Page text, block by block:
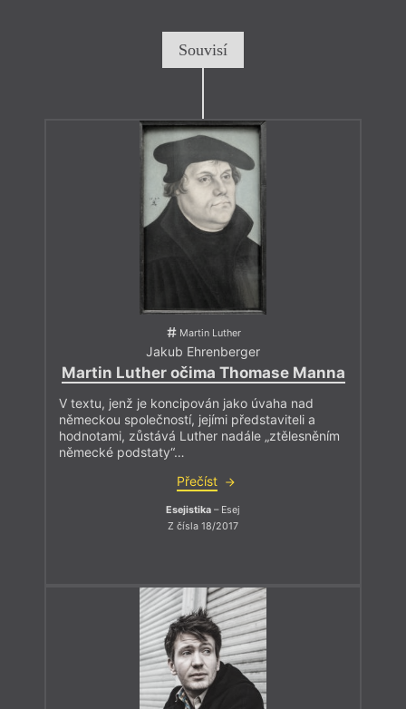
Souvisí
Martin Luther
Jakub Ehrenberger
Martin Luther očima Thomase Manna
V textu, jenž je koncipován jako úvaha nad
německou společností, jejími představiteli a
hodnotami, zůstává Luther nadále „ztělesněním
německé podstaty“…
Přečíst
Esejistika – Esej
Z čísla 18/2017